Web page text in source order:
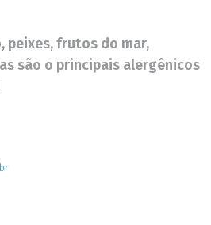
peixes, frutos do mar,
são o principais alergênicos